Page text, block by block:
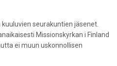
seurakuntien jäsenet.
Missionskyrkan i Finland
ei muun uskonnollisen